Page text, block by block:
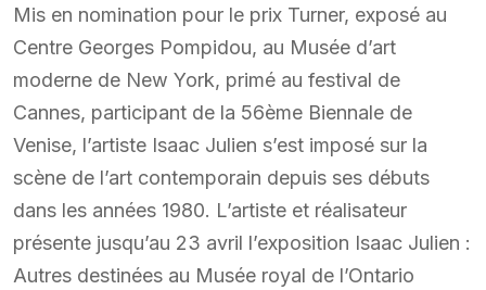
Mis en nomination pour le prix Turner, exposé au
Centre Georges Pompidou, au Musée d’art
moderne de New York, primé au festival de
Cannes, participant de la 56ème Biennale de
Venise, l’artiste Isaac Julien s’est imposé sur la
scène de l’art contemporain depuis ses débuts
dans les années 1980. L’artiste et réalisateur
présente jusqu’au 23 avril l’exposition Isaac Julien :
Autres destinées au Musée royal de l’Ontario